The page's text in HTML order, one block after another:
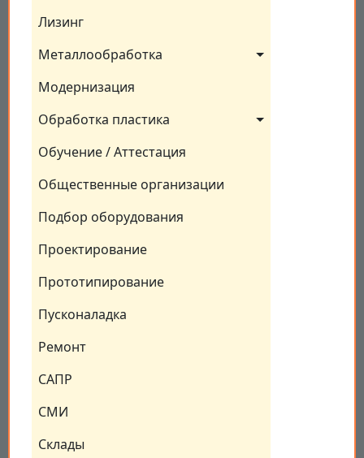
Лизинг
Металлообработка
Модернизация
Обработка пластика
Обучение / Аттестация
Общественные организации
Подбор оборудования
Проектирование
Прототипирование
Пусконаладка
Ремонт
САПР
СМИ
Склады